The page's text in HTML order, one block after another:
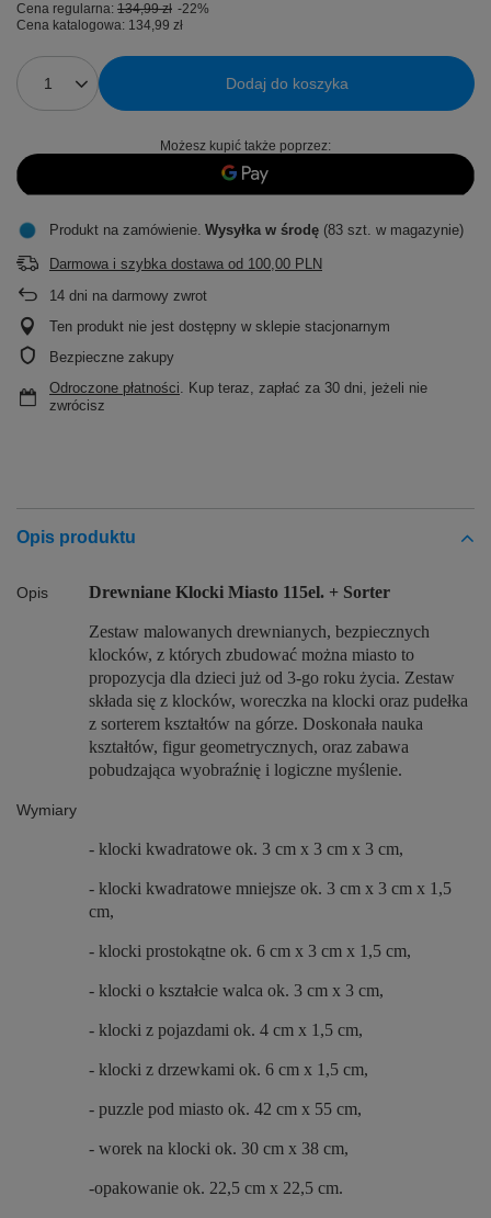
Cena regularna: 134,99 zł -22%
Cena katalogowa: 134,99 zł
Dodaj do koszyka
Możesz kupić także poprzez:
Produkt na zamówienie Wysyłka w środę (83 szt. w magazynie)
Darmowa i szybka dostawa od 100,00 PLN
14 dni na darmowy zwrot
Ten produkt nie jest dostępny w sklepie stacjonarnym
Bezpieczne zakupy
Odroczone płatności. Kup teraz, zapłać za 30 dni, jeżeli nie
zwrócisz
Opis produktu
Opis Drewniane Klocki Miasto 115el. + Sorter
Zestaw malowanych drewnianych, bezpiecznych
klocków, z których zbudować można miasto to
propozycja dla dzieci już od 3-go roku życia. Zestaw
składa się z klocków, woreczka na klocki oraz pudełka
z sorterem kształtów na górze. Doskonała nauka
kształtów, figur geometrycznych, oraz zabawa
pobudzająca wyobraźnię i logiczne myślenie.
Wymiary
- klocki kwadratowe ok. 3 cm x 3 cm x 3 cm,
- klocki kwadratowe mniejsze ok. 3 cm x 3 cm x 1,5
cm,
- klocki prostokątne ok. 6 cm x 3 cm x 1,5 cm,
- klocki o kształcie walca ok. 3 cm x 3 cm,
- klocki z pojazdami ok. 4 cm x 1,5 cm,
- klocki z drzewkami ok. 6 cm x 1,5 cm,
- puzzle pod miasto ok. 42 cm x 55 cm,
- worek na klocki ok. 30 cm x 38 cm,
-opakowanie ok. 22,5 cm x 22,5 cm.